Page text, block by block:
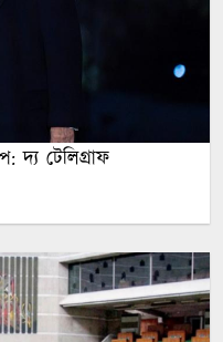
দ্য টেলিগ্রাফ